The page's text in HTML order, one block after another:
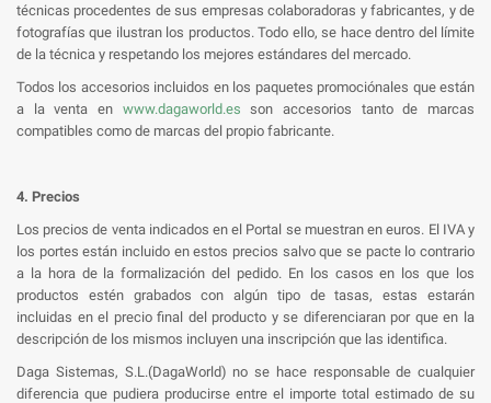
técnicas procedentes de sus empresas colaboradoras y fabricantes, y de
fotografías que ilustran los productos. Todo ello, se hace dentro del límite
de la técnica y respetando los mejores estándares del mercado.
Todos los accesorios incluidos en los paquetes promociónales que están
a la venta en www.dagaworld.es son accesorios tanto de marcas
compatibles como de marcas del propio fabricante.
4. Precios
Los precios de venta indicados en el Portal se muestran en euros. El IVA y
los portes están incluido en estos precios salvo que se pacte lo contrario
a la hora de la formalización del pedido. En los casos en los que los
productos estén grabados con algún tipo de tasas, estas estarán
incluidas en el precio final del producto y se diferenciaran por que en la
descripción de los mismos incluyen una inscripción que las identifica.
Daga Sistemas, S.L.(DagaWorld) no se hace responsable de cualquier
diferencia que pudiera producirse entre el importe total estimado de su